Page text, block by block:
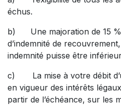
échus.
b) Une majoration de 15 %
d’indemnité de
indemnité puisse être
c) La mise à votre débit
en vigueur des intérêts
partir de l’échéance, sur les